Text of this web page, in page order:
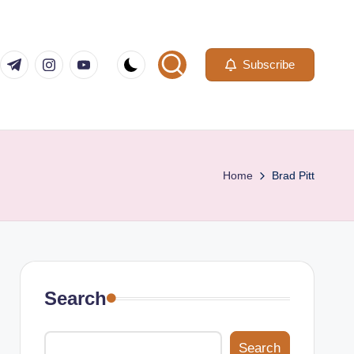
t.me instagram.com
youtube.com Subscribe
Home Brad Pitt
Search
Search